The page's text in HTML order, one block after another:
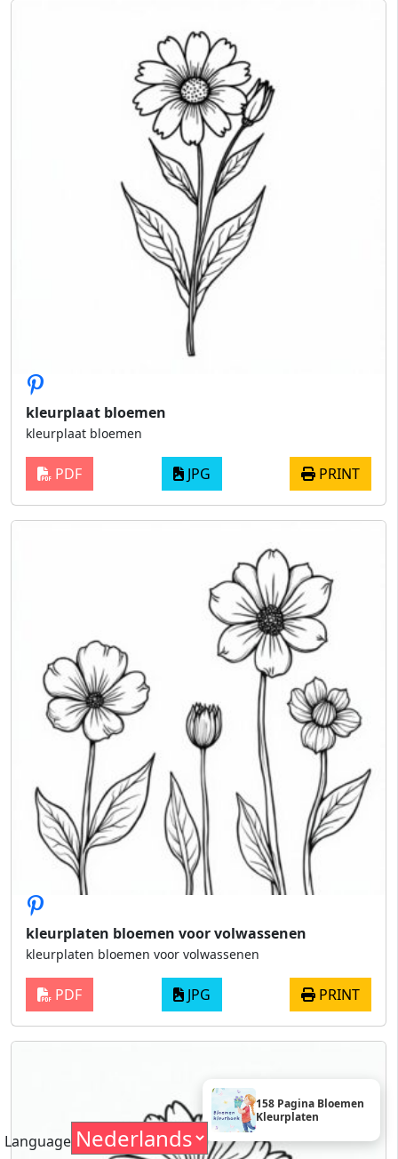
158 Pagina Bloemen
Kleurplaten
kleurplaat bloemen
kleurplaat bloemen
PDF JPG PRINT
kleurplaten bloemen voor volwassenen
kleurplaten bloemen voor volwassenen
PDF JPG PRINT
Language